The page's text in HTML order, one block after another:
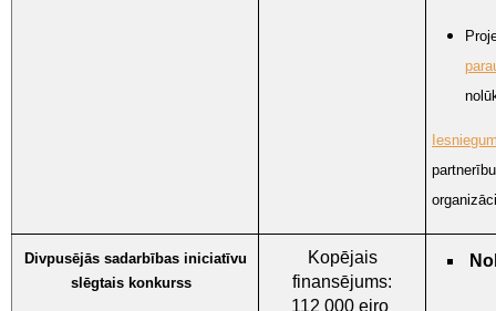
Divpusējās sadarbības iniciatīvu
slēgtais konkurss
Kopējais
finansējums:
112 000 eiro